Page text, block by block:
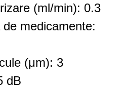
(ml/min): 0.3
medicamente:
(μm): 3
dB